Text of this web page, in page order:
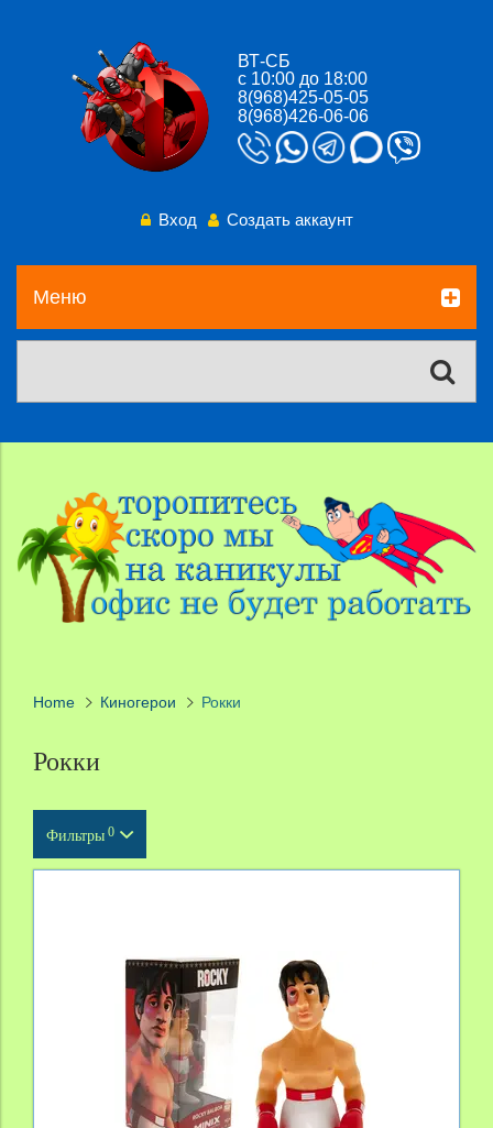
ВТ-СБ
с 10:00 до 18:00
8(968)425-05-05
8(968)426-06-06
Вход Создать аккаунт
Меню
Home Киногерои Рокки
Рокки
Фильтры 0
Производитель